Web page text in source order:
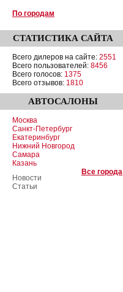
По городам
СТАТИСТИКА САЙТА
Всего дилеров на сайте: 2551
Всего пользователей: 8456
Всего голосов: 1375
Всего отзывов: 1810
АВТОСАЛОНЫ
Москва
Санкт-Петербург
Екатеринбург
Нижний Новгород
Самара
Казань
Все города
Новости
Статьи